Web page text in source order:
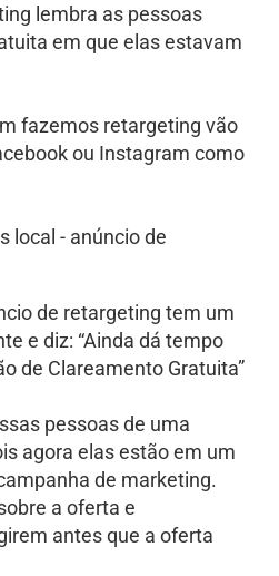
lembra as pessoas
em que elas estavam
fazemos retargeting vão
ou Instagram como
de retargeting tem um
e diz: “Ainda dá tempo
de Clareamento Gratuita”
pessoas de uma
agora elas estão em um
de marketing.
a oferta e
antes que a oferta